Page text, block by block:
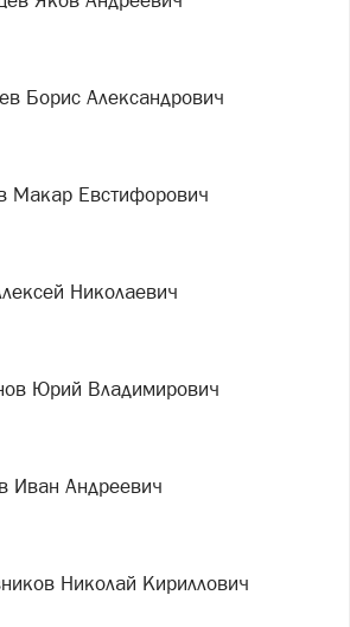
Борис Александрович
Макар Евстифорович
Николаевич
Юрий Владимирович
Иван Андреевич
Николай Кириллович